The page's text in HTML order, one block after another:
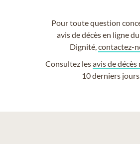
Pour toute question
avis de décès en ligne
Dignité,contactez-
Consultez lesavis de décès
10 derniers jours.